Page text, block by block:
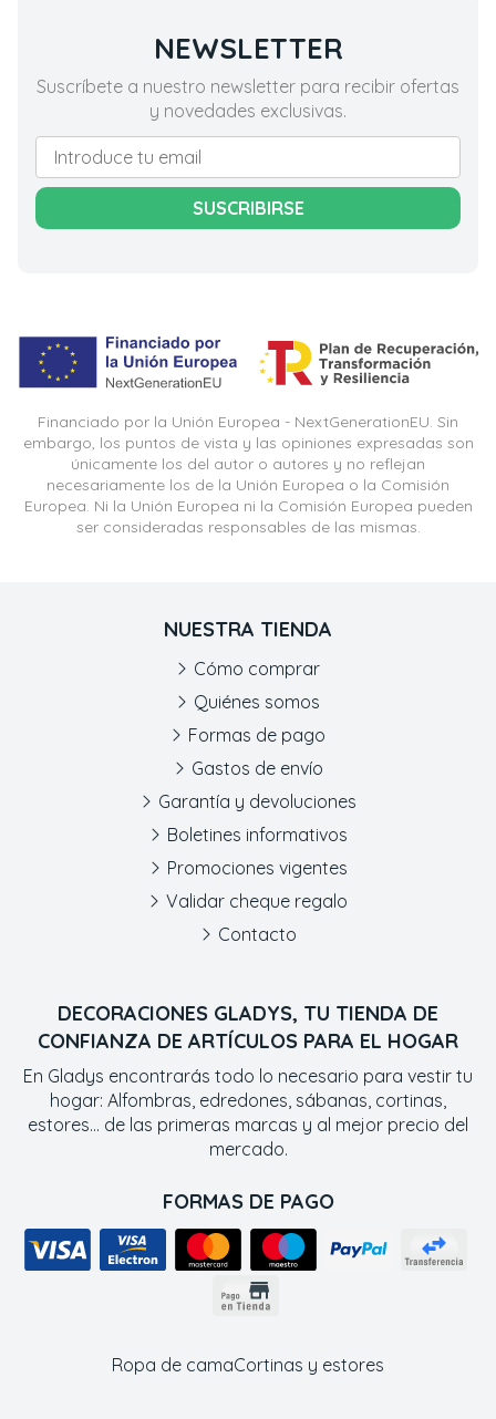
NEWSLETTER
Suscríbete a nuestro newsletter para recibir ofertas
y novedades exclusivas.
SUSCRIBIRSE
Financiado por la Unión Europea - NextGenerationEU. Sin
embargo, los puntos de vista y las opiniones expresadas son
únicamente los del autor o autores y no reflejan
necesariamente los de la Unión Europea o la Comisión
Europea. Ni la Unión Europea ni la Comisión Europea pueden
ser consideradas responsables de las mismas.
DECORACIONES GLADYS, TU TIENDA DE
CONFIANZA DE ARTÍCULOS PARA EL HOGAR
En Gladys encontrarás todo lo necesario para vestir tu
hogar: Alfombras, edredones, sábanas, cortinas,
estores... de las primeras marcas y al mejor precio del
mercado.
FORMAS DE PAGO
NUESTRA TIENDA
Cómo comprar
Quiénes somos
Formas de pago
Gastos de envío
Garantía y devoluciones
Boletines informativos
Promociones vigentes
Validar cheque regalo
Contacto
Ropa de camaCortinas y estores